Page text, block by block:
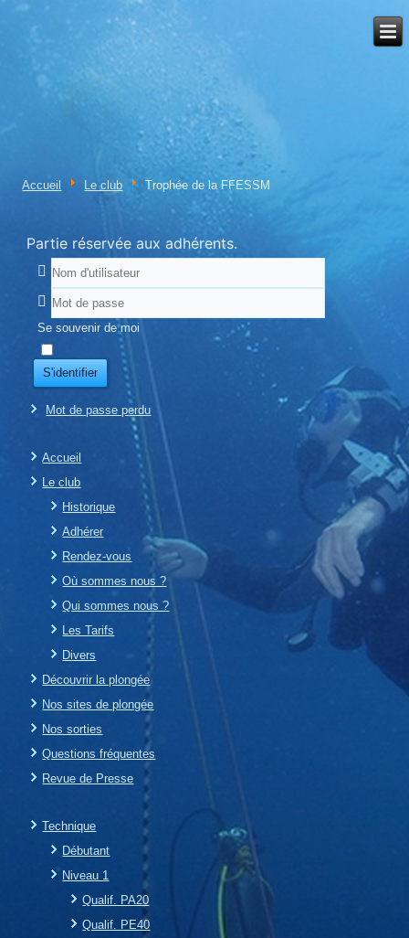
Accueil Le club Trophée de la FFESSM
Partie réservée aux adhérents.
Se souvenir de moi
S'identifier
Mot de passe perdu
Accueil
Le club
Historique
Adhérer
Rendez-vous
Où sommes nous ?
Qui sommes nous ?
Les Tarifs
Divers
Découvrir la plongée
Nos sites de plongée
Nos sorties
Questions fréquentes
Revue de Presse
Technique
Débutant
Niveau 1
Qualif. PA20
Qualif. PE40